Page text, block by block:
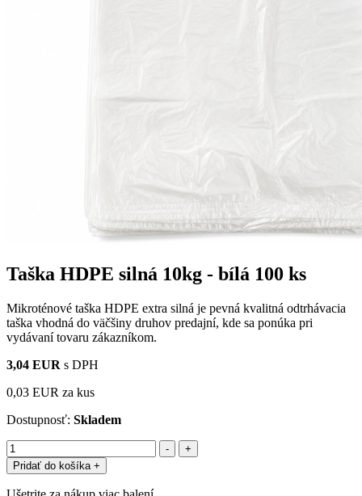
Taška HDPE silná 10kg - bílá 100 ks
Mikroténové taška HDPE extra silná je pevná kvalitná odtrhávacia
taška vhodná do väčšiny druhov predajní, kde sa ponúka pri
vydávaní tovaru zákazníkom.
3,04 EUR s DPH
0,03 EUR za kus
Dostupnosť: Skladem
Pridať do košíka +